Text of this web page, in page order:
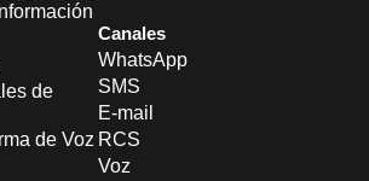
de
de Voz
Canales
WhatsApp
SMS
E-mail
RCS
Voz